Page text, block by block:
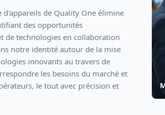
de Quality One élimine
des opportunités
de technologies en collaboration
notre identité autour de la mise
innovants au travers de
les besoins du marché et
le tout avec précision et